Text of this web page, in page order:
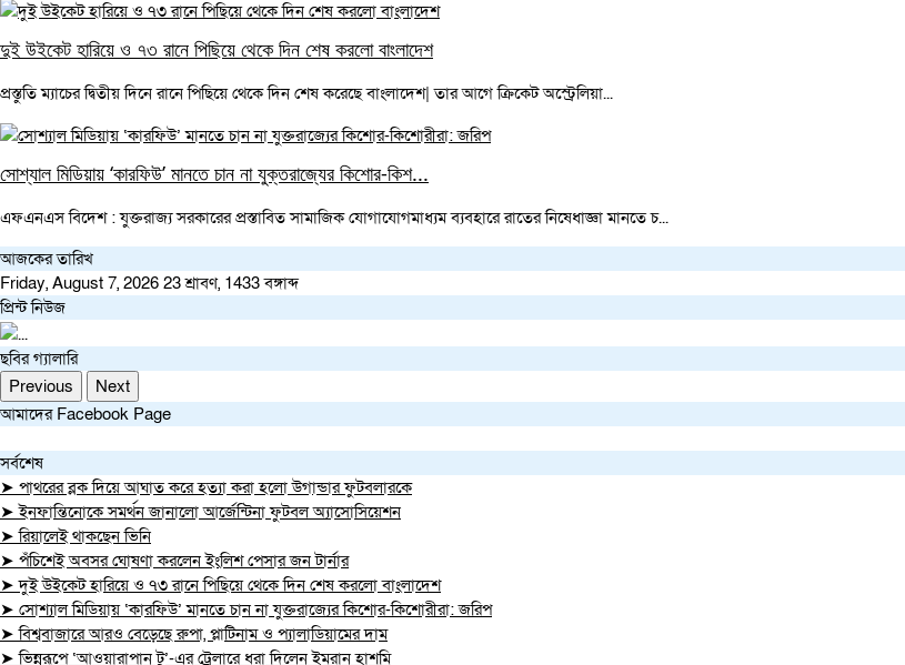
দুই উইকেট হারিয়ে ও ৭৩ রানে পিছিয়ে থেকে দিন শেষ করলো বাংলাদেশ
প্রস্তুতি ম্যাচের দ্বিতীয় দিনে রানে পিছিয়ে থেকে দিন শেষ করেছে বাংলাদেশ| তার আগে ক্রিকেট অস্ট্রেলিয়া...
সোশ্যাল মিডিয়ায় ‘কারফিউ’ মানতে চান না যুক্তরাজ্যের কিশোর-কিশ...
এফএনএস বিদেশ : যুক্তরাজ্য সরকারের প্রস্তাবিত সামাজিক যোগাযোগমাধ্যম ব্যবহারে রাতের নিষেধাজ্ঞা মানতে চ...
আজকের তারিখ
Friday, August 7, 2026 23 শ্রাবণ, 1433 বঙ্গাব্দ
প্রিন্ট নিউজ
ছবির গ্যালারি
Previous
Next
আমাদের Facebook Page
সর্বশেষ
➤ পাথরের ব্লক দিয়ে আঘাত করে হত্যা করা হলো উগান্ডার ফুটবলারকে
➤ ইনফান্তিনোকে সমর্থন জানালো আর্জেন্টিনা ফুটবল অ্যাসোসিয়েশন
➤ রিয়ালেই থাকছেন ভিনি
➤ পঁচিশেই অবসর ঘোষণা করলেন ইংলিশ পেসার জন টার্নার
➤ দুই উইকেট হারিয়ে ও ৭৩ রানে পিছিয়ে থেকে দিন শেষ করলো বাংলাদেশ
➤ সোশ্যাল মিডিয়ায় ‘কারফিউ’ মানতে চান না যুক্তরাজ্যের কিশোর-কিশোরীরা: জরিপ
➤ বিশ্ববাজারে আরও বেড়েছে রুপা, প্লাটিনাম ও প্যালাডিয়ামের দাম
➤ ভিন্নরূপে ‘আওয়ারাপান টু’-এর ট্রেলারে ধরা দিলেন ইমরান হাশমি